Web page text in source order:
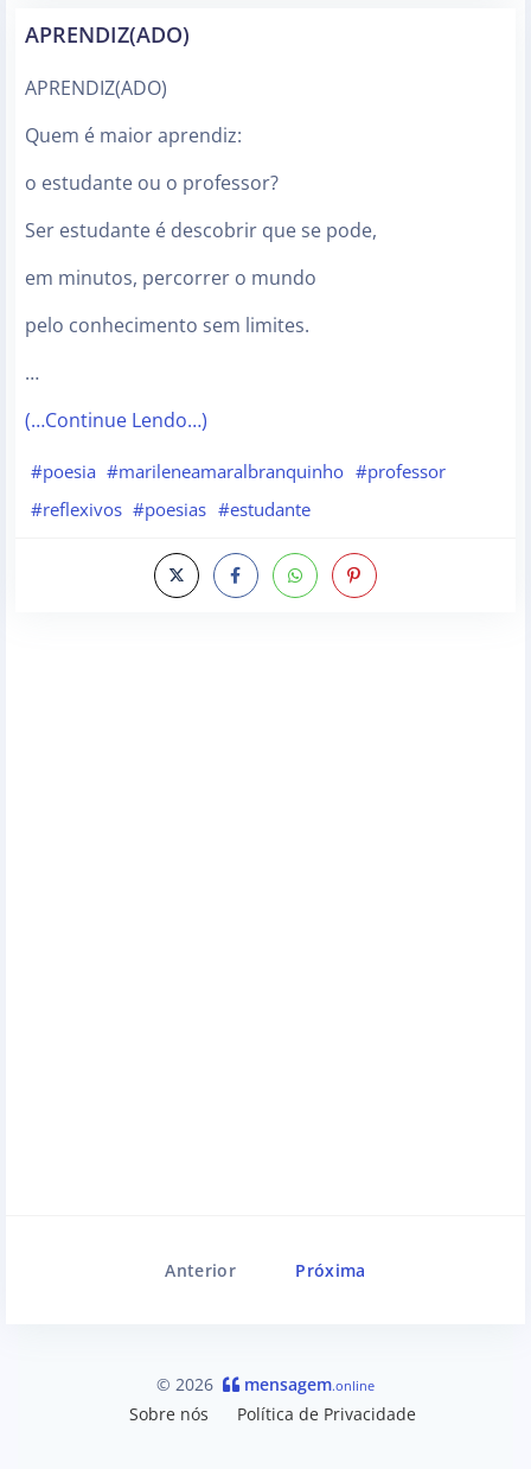
APRENDIZ(ADO)
APRENDIZ(ADO)
Quem é maior aprendiz:
o estudante ou o professor?
Ser estudante é descobrir que se pode,
em minutos, percorrer o mundo
pelo conhecimento sem limites.
…
(…Continue Lendo…)
#poesia #marileneamaralbranquinho #professor
#reflexivos #poesias #estudante
Anterior Próxima
© 2026 mensagem.online
Sobre nós Política de Privacidade